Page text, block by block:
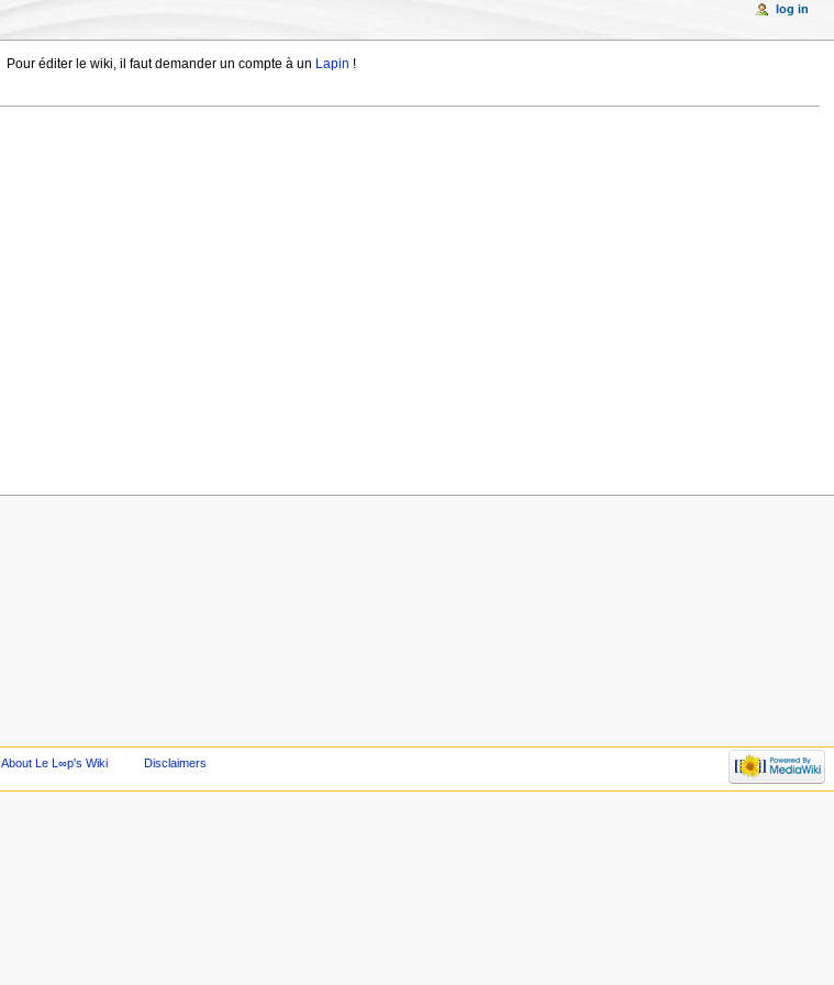
Pour éditer le wiki, il faut demander un compte à un Lapin !
log in
About Le L∞p's Wiki Disclaimers